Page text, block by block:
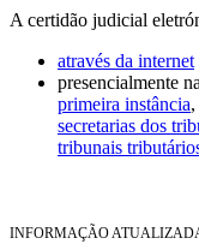
A certidão judicial
através da internet
presencialmente
primeira instância
secretarias dos
tribunais
INFORMAÇÃO